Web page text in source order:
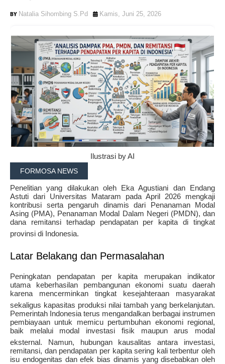
Natalia Sihombing S.Pd Kamis, Juni 25, 2026
Ilustrasi by AI
FORMOSA NEWS
Penelitian yang dilakukan oleh Eka Agustiani dan Endang
Astuti dari Universitas Mataram pada April 2026 mengkaji
kontribusi serta pengaruh dinamis dari Penanaman Modal
Asing (PMA), Penanaman Modal Dalam Negeri (PMDN), dan
dana remitansi terhadap pendapatan per kapita di tingkat
provinsi di Indonesia.
Latar Belakang dan Permasalahan
Peningkatan pendapatan per kapita merupakan indikator
utama keberhasilan pembangunan ekonomi suatu daerah
karena mencerminkan tingkat kesejahteraan masyarakat
sekaligus kapasitas produksi nilai tambah yang berkelanjutan.
Pemerintah Indonesia terus mengandalkan berbagai instrumen
pembiayaan untuk memicu pertumbuhan ekonomi regional,
baik melalui modal investasi fisik maupun arus modal
eksternal. Namun, hubungan kausalitas antara investasi,
remitansi, dan pendapatan per kapita sering kali terbentur oleh
isu endogenitas dan efek bias dinamis yang disebabkan oleh